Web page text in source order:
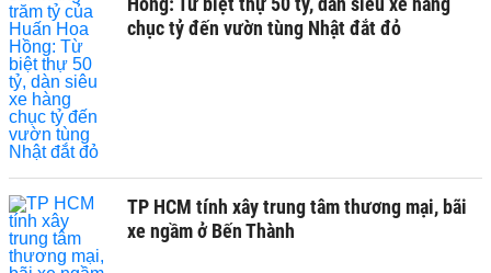
chục tỷ đến vườn tùng Nhật đắt đỏ
TP HCM tính xây trung tâm thương mại, bãi
xe ngầm ở Bến Thành